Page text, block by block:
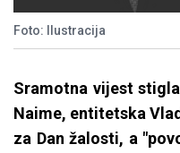
Foto: Ilustracija
Sramotna vijest
Naime, entitetska
za Dan žalosti, a